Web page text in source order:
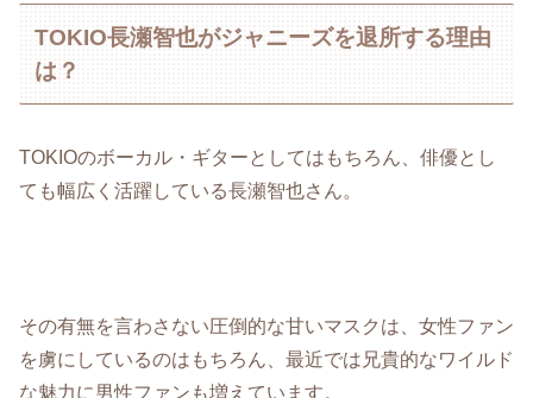
TOKIO長瀬智也がジャニーズを退所する理由
は？
TOKIOのボーカル・ギターとしてはもちろん、俳優とし
ても幅広く活躍している長瀬智也さん。
その有無を言わさない圧倒的な甘いマスクは、女性ファン
を虜にしているのはもちろん、最近では兄貴的なワイルド
な魅力に男性ファンも増えています。